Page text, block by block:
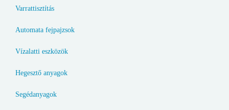
Varrattisztítás
Automata fejpajzsok
Vízalatti eszközök
Hegesztő anyagok
Segédanyagok